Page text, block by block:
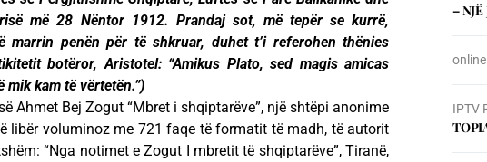
më 28 Nëntor 1912. Prandaj sot, më tepër se kurrë,
marrin penën për të shkruar, duhet t’i referohen thënies
botëror, Aristotel: “Amikus Plato, sed magis amicas
mik kam të vërtetën.”)
Ahmet Bej Zogut “Mbret i shqiptarëve”, një shtëpi anonime
libër voluminoz me 721 faqe të formatit të madh, të autorit
“Nga notimet e Zogut I mbretit të shqiptarëve”, Tiranë,
–
IPTV